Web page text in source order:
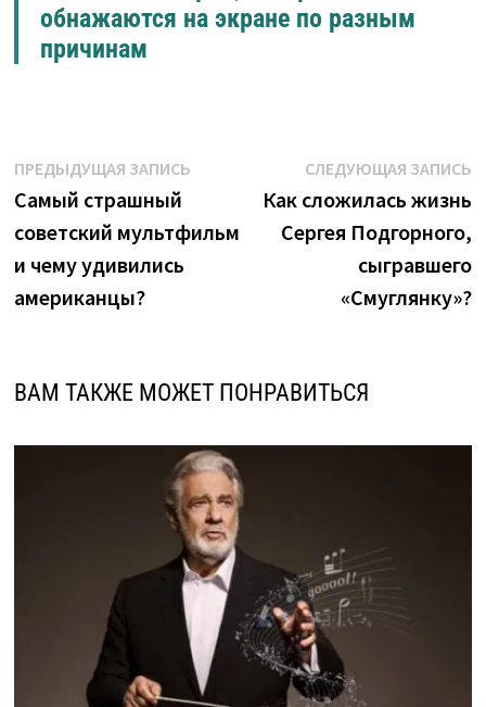
обнажаются на экране по разным
причинам
Навигация
по
записям
ПРЕДЫДУЩАЯ ЗАПИСЬПредыдущая
Cамый страшный
советский мультфильм
и чему удивились
американцы?
СЛЕДУЮЩАЯ ЗАПИСЬ
Как сложилась жизнь
Сергея Подгорного,
сыгравшего
«Смуглянку»?
ВАМ ТАКЖЕ МОЖЕТ ПОНРАВИТЬСЯ